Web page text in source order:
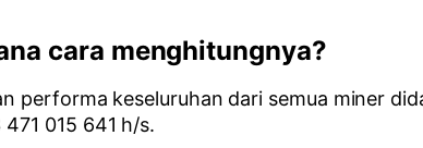
cara menghitungnya?
performa keseluruhan dari semua miner
015 641 h/s.